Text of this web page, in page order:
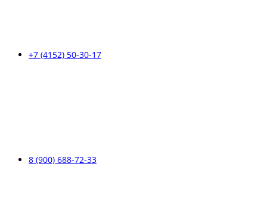
+7 (4152) 50-30-17
8 (900) 688-72-33